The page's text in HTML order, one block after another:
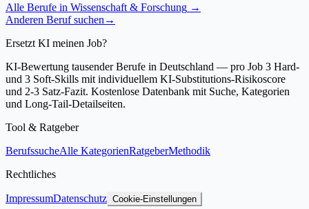
Alle Berufe in Wissenschaft & Forschung →
Anderen Beruf suchen →
Ersetzt KI meinen Job?
KI-Bewertung tausender Berufe in Deutschland — pro Job 3 Hard-
und 3 Soft-Skills mit individuellem KI-Substitutions-Risikoscore
und 2-3 Satz-Fazit. Kostenlose Datenbank mit Suche, Kategorien
und Long-Tail-Detailseiten.
Tool & Ratgeber
BerufssucheAlle KategorienRatgeberMethodik
Rechtliches
ImpressumDatenschutz Cookie-Einstellungen